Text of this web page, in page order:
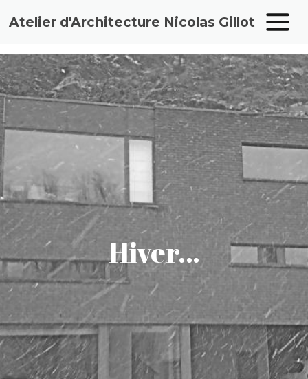
Aller
au
contenu
Atelier d'Architecture Nicolas Gillot
Hiver…